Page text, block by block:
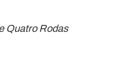
Quatro Rodas